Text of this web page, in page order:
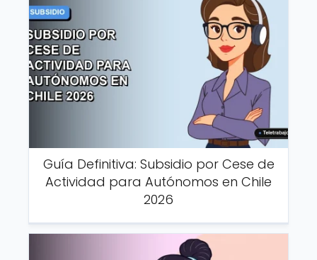
Guía Definitiva: Subsidio por Cese de
Actividad para Autónomos en Chile
2026